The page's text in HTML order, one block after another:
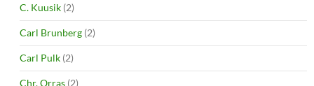
C. Kuusik (2)
Carl Brunberg (2)
Carl Pulk (2)
Chr. Orras (2)